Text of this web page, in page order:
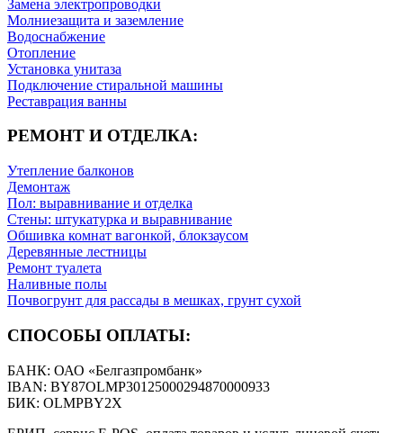
Замена электропроводки
Молниезащита и заземление
Водоснабжение
Отопление
Установка унитаза
Подключение стиральной машины
Реставрация ванны
РЕМОНТ И ОТДЕЛКА:
Утепление балконов
Демонтаж
Пол: выравнивание и отделка
Стены: штукатурка и выравнивание
Обшивка комнат вагонкой, блокзаусом
Деревянные лестницы
Ремонт туалета
Наливные полы
Почвогрунт для рассады в мешках, грунт сухой
СПОСОБЫ ОПЛАТЫ:
БАНК: ОАО «Белгазпромбанк»
IBAN: BY87OLMP30125000294870000933
БИК: OLMPBY2X